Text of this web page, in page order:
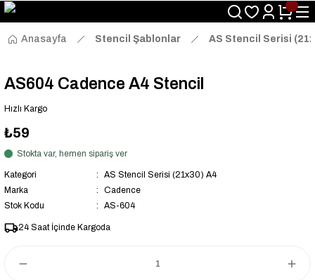
Size Özel "HG10" Kodu ile Sepette Hemen %10 İndirim Fırsatını
Kaçırmayın!
Anasayfa
Stencil Şablonlar AS Stencil Serisi
AS604 Cadence A4 Stencil
Hızlı Kargo
₺59
Stokta var, hemen sipariş ver
Kategori
AS Stencil Serisi (21x30) A4
Marka
Cadence
Stok Kodu
AS-604
24 Saat İçinde Kargoda